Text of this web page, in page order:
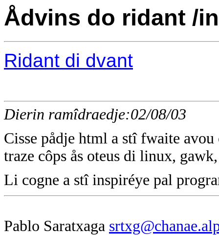
Ådvins do ridant /
Ridant di dvant
Dierin ramîdraedje:02/08/03
Cisse pådje html a stî fwaite
traze côps ås oteus di linux,
Li cogne a stî inspiréye pal
Pablo Saratxaga